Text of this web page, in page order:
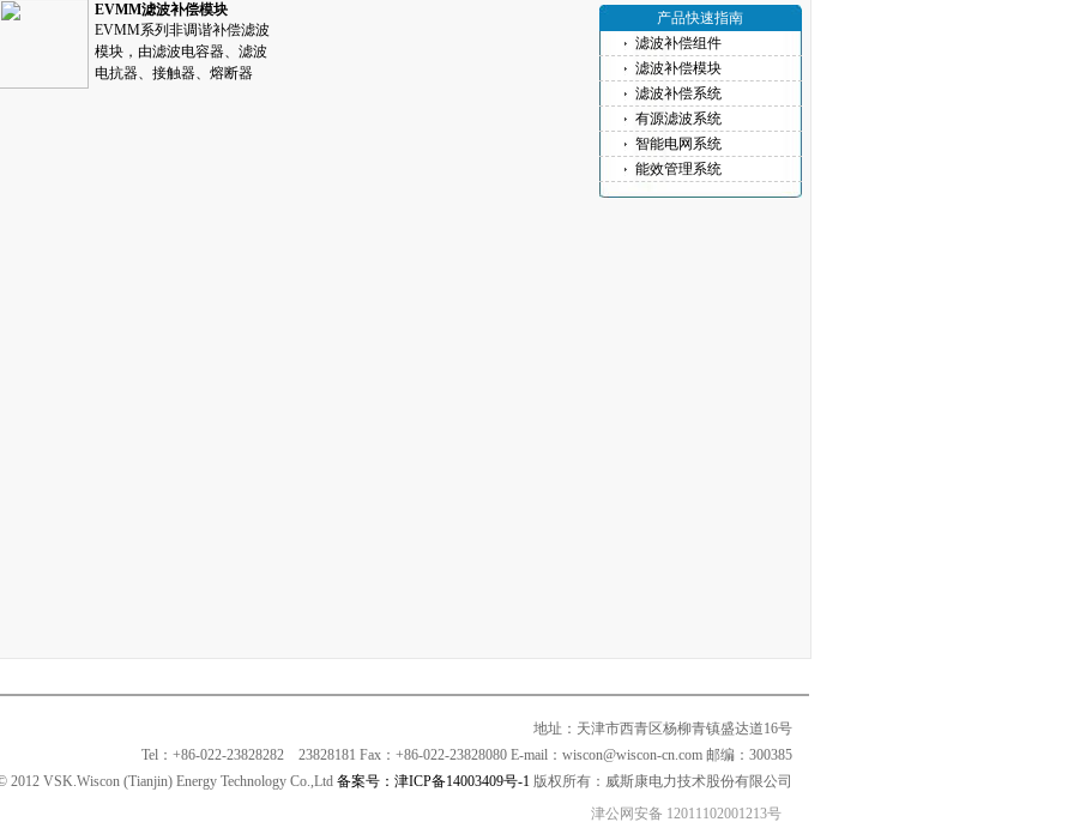
EVMM滤波补偿模块
EVMM系列非调谐补偿滤波
模块，由滤波电容器、滤波
电抗器、接触器、熔断器
产品快速指南
滤波补偿组件
滤波补偿模块
滤波补偿系统
有源滤波系统
智能电网系统
能效管理系统
地址：天津市西青区杨柳青镇盛达道16号
Tel：+86-022-23828282 23828181 Fax：+86-022-23828080 E-mail：wiscon@wiscon-cn.com 邮编：300385
2012 VSK.Wiscon (Tianjin) Energy Technology Co.,Ltd 备案号：津ICP备14003409号-1 版权所有：威斯康电力技术股份有限公司
津公网安备 12011102001213号